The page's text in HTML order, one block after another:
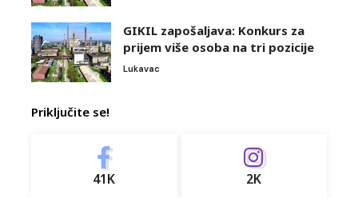
GIKIL zapošaljava: Konkurs za
prijem više osoba na tri pozicije
Lukavac
Priključite se!
41K 2K